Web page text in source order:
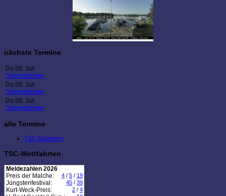
nächste Termine
Do 09. Juli
Sommerferien
Do 09. Juli
Sommerferien
Do 09. Juli
Sommerferien
alle Termine
TSC-Kalender
TSC-Wettfahrten
Meldezahlen 2026
Preis der Malche:
4 / 5 / 19
Jüngstenfestival: 45 / 39
Kurt-Weck-Preis: 2 / 4